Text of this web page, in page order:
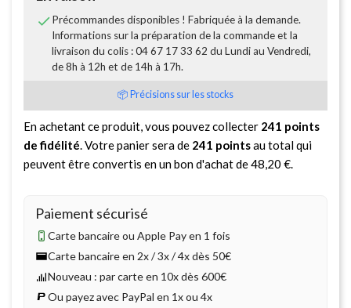
Précommandes disponibles ! Fabriquée à la demande.
Informations sur la préparation de la commande et la
livraison du colis : 04 67 17 33 62 du Lundi au Vendredi,
de 8h à 12h et de 14h à 17h.
📦 Précisions sur les stocks
En achetant ce produit, vous pouvez collecter 241 points
de fidélité. Votre panier sera de 241 pointsau total qui
peuvent être convertis en un bon d'achat de48,20 €.
Paiement sécurisé
Carte bancaire ou Apple Pay en 1 fois
Carte bancaire en 2x / 3x / 4x dès 50€
Nouveau : par carte en 10x dès 600€
Ou payez avec PayPal en 1x ou 4x